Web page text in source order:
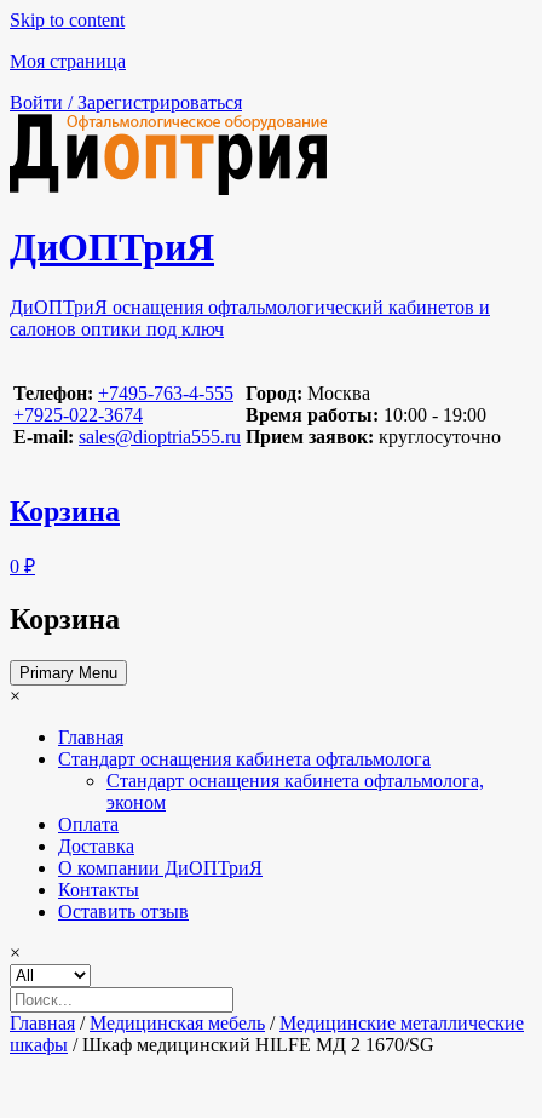
Skip to content
Моя страница
Войти / Зарегистрироваться
ДиОПТриЯ
ДиОПТриЯ оснащения офтальмологический кабинетов и
салонов оптики под ключ
Телефон: ‪+7495-763-4-555‬
‪+7925-022-3674‬
E-mail: sales@dioptria555.ru
Город: Москва
Время работы: 10:00 - 19:00
Прием заявок: круглосуточно
Корзина
0 ₽
Корзина
Primary Menu
×
Главная
Стандарт оснащения кабинета офтальмолога
Стандарт оснащения кабинета офтальмолога,
эконом
Оплата
Доставка
О компании ДиОПТриЯ
Контакты
Оставить отзыв
×
Главная /Медицинская мебель /Медицинские металлические
шкафы / Шкаф медицинский HILFE МД 2 1670/SG